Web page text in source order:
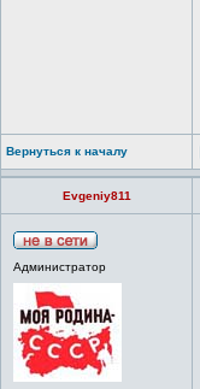
Вернуться к началу
Evgeniy811
Администратор